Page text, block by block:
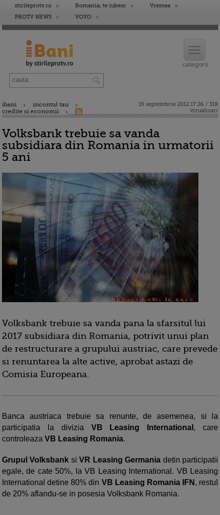
stirileprotv.ro Romania, te iubesc
Vremea
PROTV NEWS
VOYO
ibani
incontul tau
credite si economii
19 septembrie 2012 17:26 / 318
vizualizari
Volksbank trebuie sa vanda
subsidiara din Romania in urmatorii
5 ani
Volksbank trebuie sa vanda pana la sfarsitul lui
2017 subsidiara din Romania, potrivit unui plan
de restructurare a grupului austriac, care prevede
si renuntarea la alte active, aprobat astazi de
Comisia Europeana.
Banca austriaca trebuie sa renunte, de asemenea, si la
participatia la divizia VB Leasing International , care
controleaza VB Leasing Romania.
Grupul Volksbank siVR Leasing Germania detin participatii
egale, de cate 50%, la VB Leasing International. VB Leasing
International detine 80% din VB Leasing Romania IFN , restul
de 20% aflandu-se in posesia Volksbank Romania.